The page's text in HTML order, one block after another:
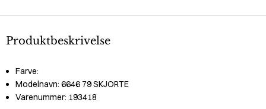
Produktbeskrivelse
Farve:
Modelnavn: 6646 79 SKJORTE
Varenummer: 193418